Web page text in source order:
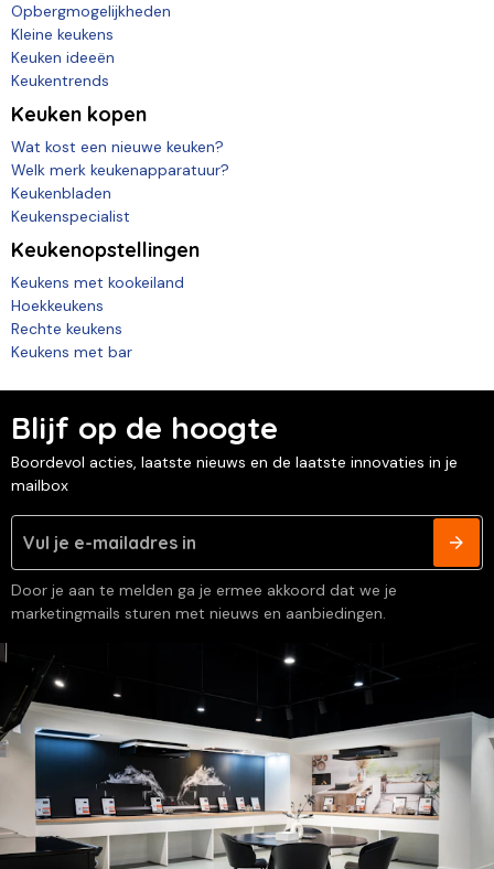
Opbergmogelijkheden
Kleine keukens
Keuken ideeën
Keukentrends
Keuken kopen
Wat kost een nieuwe keuken?
Welk merk keukenapparatuur?
Keukenbladen
Keukenspecialist
Keukenopstellingen
Keukens met kookeiland
Hoekkeukens
Rechte keukens
Keukens met bar
Blijf op de hoogte
Boordevol acties, laatste nieuws en de laatste innovaties in je
mailbox
Door je aan te melden ga je ermee akkoord dat we je
marketingmails sturen met nieuws en aanbiedingen.